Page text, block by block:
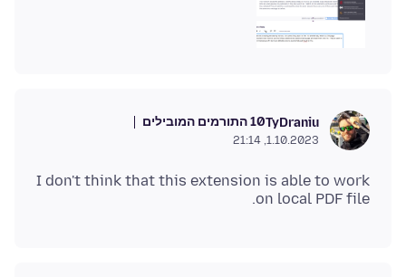
TyDraniu10 התורמים המובילים
1.10.2023, 21:14
I don't think that this extension is able to work
on local PDF file.